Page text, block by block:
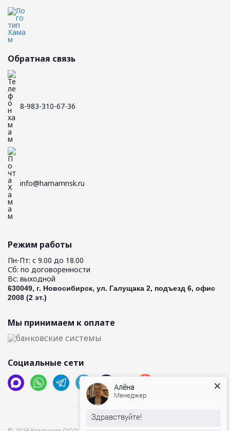
Обратная связь
8-983-310-67-36
info@hamamnsk.ru
Режим работы
Пн-Пт: с 9.00 до 18.00
Сб: по договоренности
Вс: выходной
630049, г. Новосибирск, ул. Галущака 2, подъезд 6, офис
2008 (2 эт.)
Мы принимаем к оплате
Социальные сети
Алёна
Менеджер
Здравствуйте!